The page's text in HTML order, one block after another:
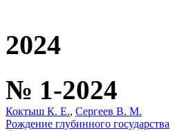
2024
№ 1-2024
Коктыш К. Е., Сергеев В. М.
Рождение глубинного государства